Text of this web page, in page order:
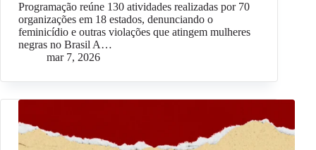
Programação reúne 130 atividades realizadas por 70
organizações em 18 estados, denunciando o
feminicídio e outras violações que atingem mulheres
negras no Brasil A…
mar 7, 2026